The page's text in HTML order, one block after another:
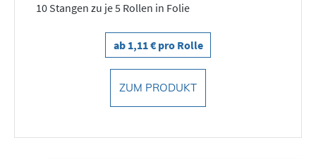
10 Stangen zu je 5 Rollen in Folie
ab 1,11 € pro Rolle
ZUM PRODUKT